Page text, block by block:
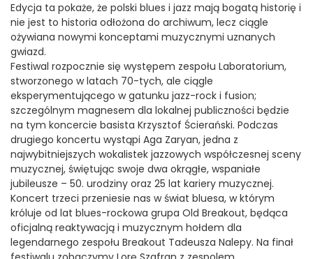
Edycja ta pokaże, że polski blues i jazz mają bogatą historię i
nie jest to historia odłożona do archiwum, lecz ciągle
ożywiana nowymi konceptami muzycznymi uznanych
gwiazd.
Festiwal rozpocznie się występem zespołu Laboratorium,
stworzonego w latach 70-tych, ale ciągle
eksperymentującego w gatunku jazz-rock i fusion;
szczególnym magnesem dla lokalnej publiczności będzie
na tym koncercie basista Krzysztof Ścierański. Podczas
drugiego koncertu wystąpi Aga Zaryan, jedna z
najwybitniejszych wokalistek jazzowych współczesnej sceny
muzycznej, świętując swoje dwa okrągłe, wspaniałe
jubileusze – 50. urodziny oraz 25 lat kariery muzycznej.
Koncert trzeci przeniesie nas w świat bluesa, w którym
króluje od lat blues-rockowa grupa Old Breakout, będąca
oficjalną reaktywacją i muzycznym hołdem dla
legendarnego zespołu Breakout Tadeusza Nalepy. Na finał